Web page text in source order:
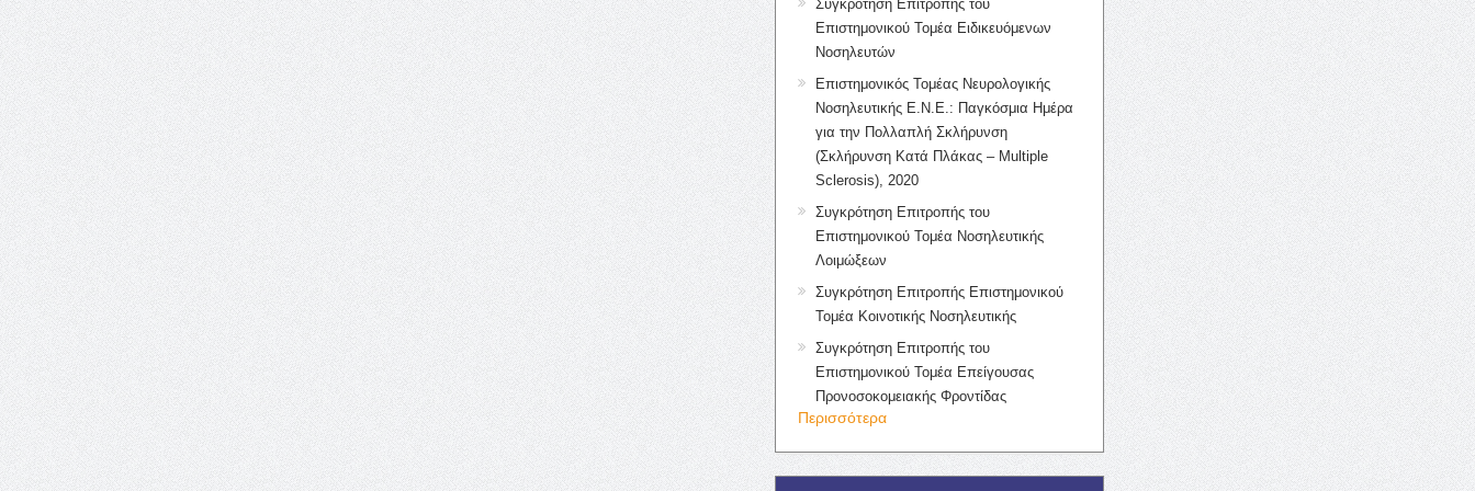
Συγκρότηση Επιτροπής του
Επιστημονικού Τομέα Ειδικευόμενων
Νοσηλευτών
Επιστημονικός Τομέας Νευρολογικής
Νοσηλευτικής Ε.Ν.Ε.: Παγκόσμια Ημέρα
για την Πολλαπλή Σκλήρυνση
(Σκλήρυνση Κατά Πλάκας – Multiple
Sclerosis), 2020
Συγκρότηση Επιτροπής του
Επιστημονικού Τομέα Νοσηλευτικής
Λοιμώξεων
Συγκρότηση Επιτροπής Επιστημονικού
Τομέα Κοινοτικής Νοσηλευτικής
Συγκρότηση Επιτροπής του
Επιστημονικού Τομέα Επείγουσας
Προνοσοκομειακής Φροντίδας
Περισσότερα